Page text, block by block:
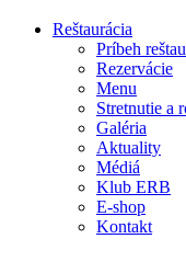
Reštaurácia
Príbeh
Rezervácie
Menu
Stretnutie a
Galéria
Aktuality
Médiá
Klub ERB
E-shop
Kontakt